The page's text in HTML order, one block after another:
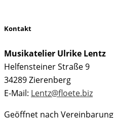
Kontakt
Musikatelier Ulrike Lentz
Helfensteiner Straße 9
34289 Zierenberg
E-Mail: Lentz@floete.biz
Geöffnet nach Vereinbarung